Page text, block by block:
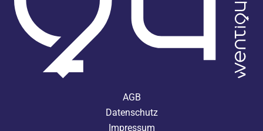
AGB
Datenschutz
Impressum